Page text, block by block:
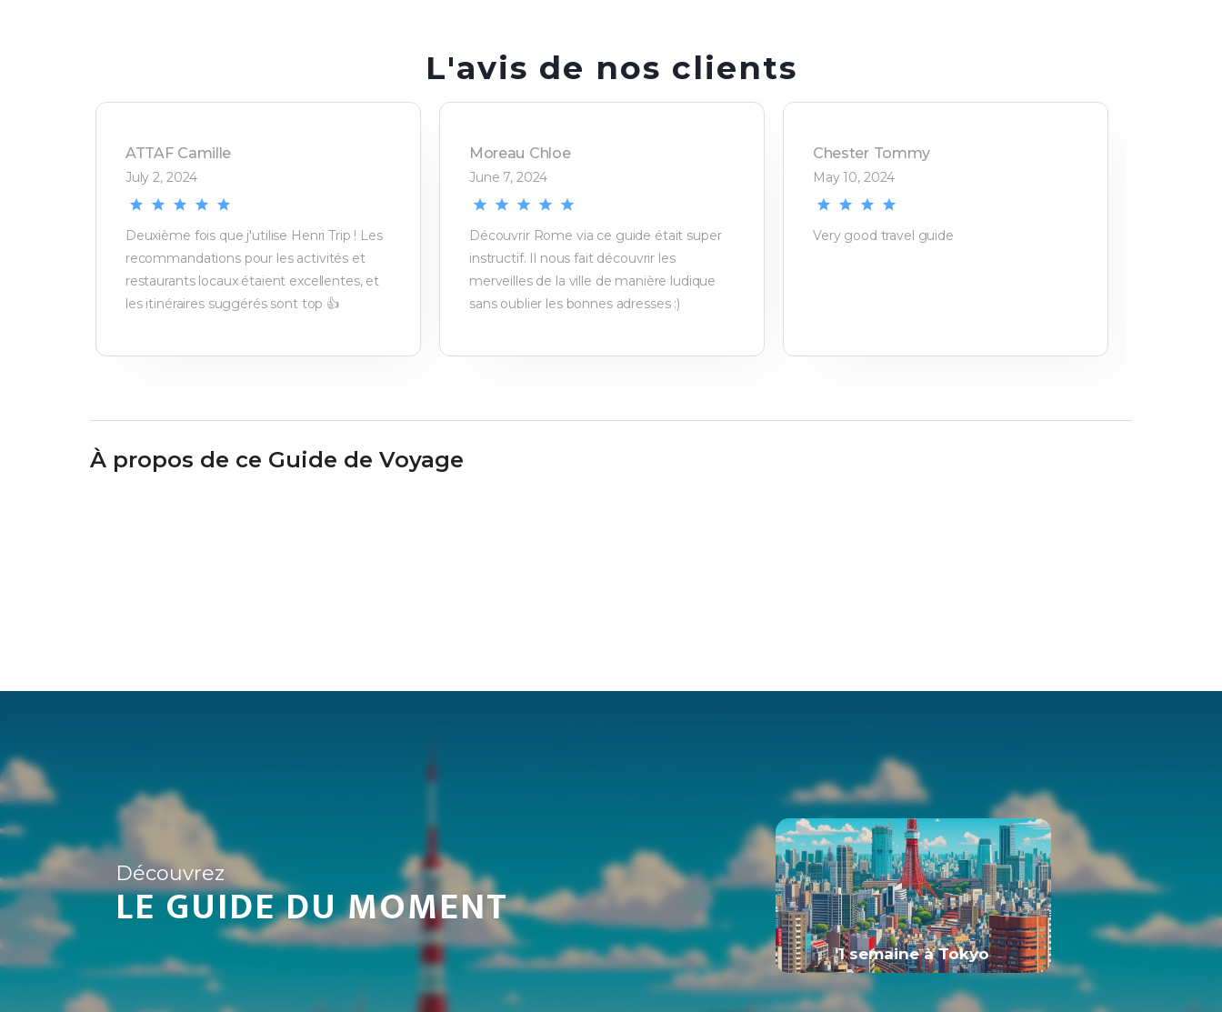
L'avis de nos clients
ATTAF Camille
July 2, 2024
Deuxième fois que j'utilise Henri Trip ! Les
recommandations pour les activités et
restaurants locaux étaient excellentes, et
les itinéraires suggérés sont top 👍
Moreau Chloe
June 7, 2024
Découvrir Rome via ce guide était super
instructif. Il nous fait découvrir les
merveilles de la ville de manière ludique
sans oublier les bonnes adresses :)
Chester Tommy
May 10, 2024
Very good travel guide
À propos de ce Guide de Voyage
Découvrez
LE GUIDE DU MOMENT
1 semaine à Tokyo